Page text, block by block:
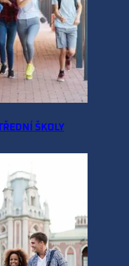
ŠKOLY